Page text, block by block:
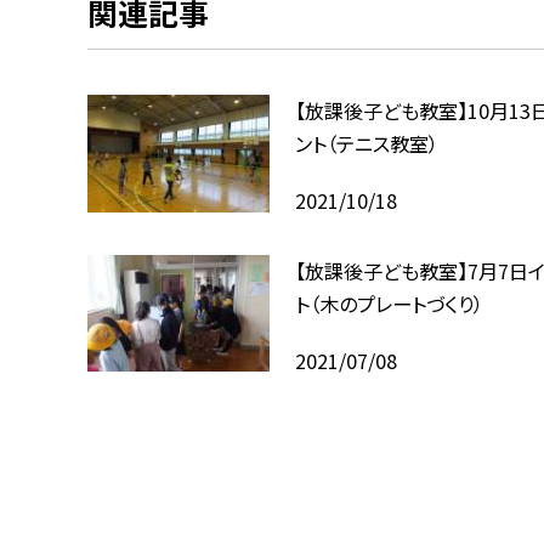
関連記事
【放課後子ども教室】10月13
ント（テニス教室）
2021/10/18
【放課後子ども教室】7月7日
ト（木のプレートづくり）
2021/07/08